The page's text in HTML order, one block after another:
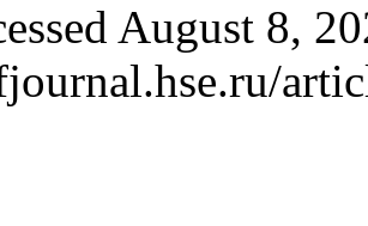
August 8,